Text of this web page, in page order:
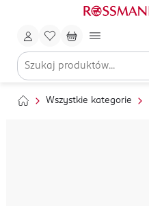
Wszystkie kategorie